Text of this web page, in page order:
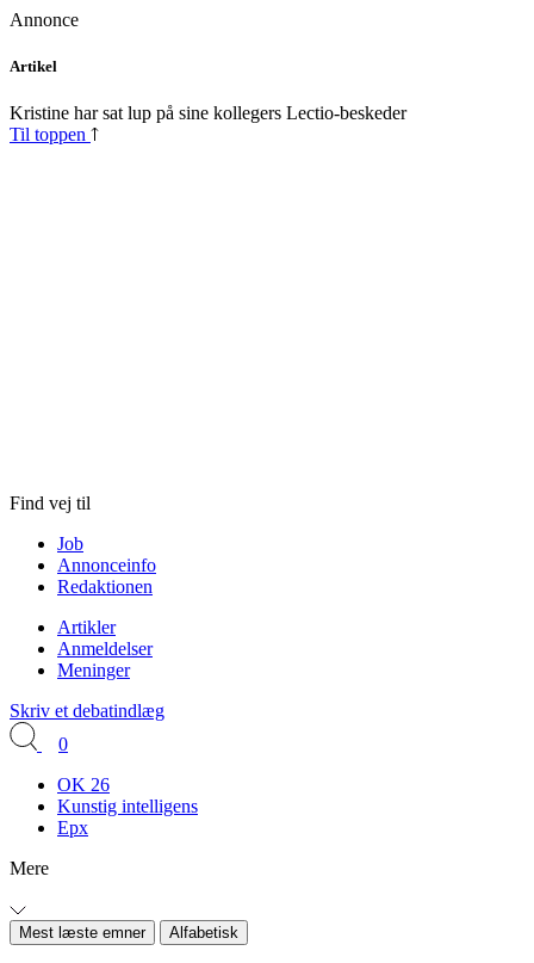
Annonce
Skip
content
Artikel
Kristine har sat lup på sine kollegers Lectio-beskeder
Til toppen
Find vej til
Job
Annonceinfo
Redaktionen
Artikler
Anmeldelser
Meninger
Skriv et debatindlæg
0
OK 26
Kunstig intelligens
Epx
Mere
Mest læste emner Alfabetisk